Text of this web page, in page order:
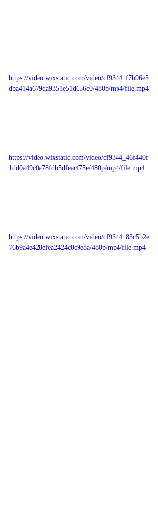
https://video.wixstatic.com/video/cf9344_f7b96e5
dba414a679da9351e51d656c0/480p/mp4/file.mp4
https://video.wixstatic.com/video/cf9344_46f440f
1dd0a49c0a78fdb5dfeacf75e/480p/mp4/file.mp4
https://video.wixstatic.com/video/cf9344_83c5b2e
76b9a4e428efea2424c0c9e8a/480p/mp4/file.mp4